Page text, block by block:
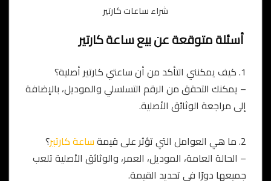
شراء ساعات كارتير
أسئلة متوقعة عن بيع ساعة كارتير
1. كيف يمكنني التأكد من أن ساعتي كارتير أصلية؟
– يمكنك التحقق من الرقم التسلسلي والموديل، بالإضافة
إلى مراجعة الوثائق الأصلية.
2. ما هي العوامل التي تؤثر على قيمة
ساعة كارتير؟
– الحالة العامة، الموديل، العمر، والوثائق الأصلية تلعب
جميعها دورًا في تحديد القيمة.